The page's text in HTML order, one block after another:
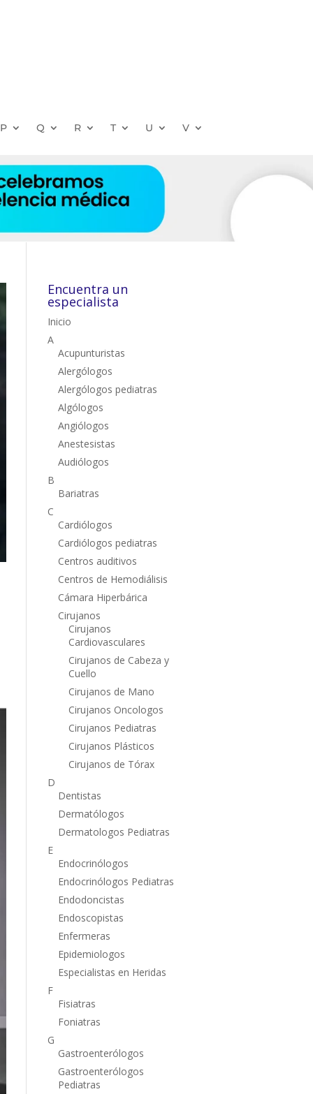
P Q R T U V
Encuentra un
especialista
Inicio
A
Acupunturistas
Alergólogos
Alergólogos pediatras
Algólogos
Angiólogos
Anestesistas
Audiólogos
B
Bariatras
C
Cardiólogos
Cardiólogos pediatras
Centros auditivos
Centros de Hemodiálisis
Cámara Hiperbárica
Cirujanos
Cirujanos
Cardiovasculares
Cirujanos de Cabeza y
Cuello
Cirujanos de Mano
Cirujanos Oncologos
Cirujanos Pediatras
Cirujanos Plásticos
Cirujanos de Tórax
D
Dentistas
Dermatólogos
Dermatologos Pediatras
E
Endocrinólogos
Endocrinólogos Pediatras
Endodoncistas
Endoscopistas
Enfermeras
Epidemiologos
Especialistas en Heridas
F
Fisiatras
Foniatras
G
Gastroenterólogos
Gastroenterólogos
Pediatras